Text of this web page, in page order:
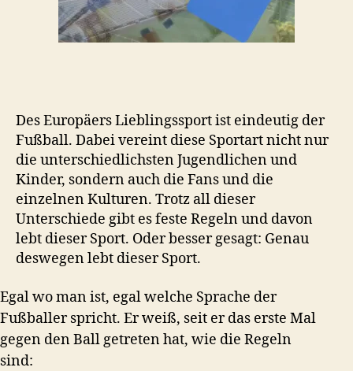
Des Europäers Lieblingssport ist eindeutig der
Fußball. Dabei vereint diese Sportart nicht nur
die unterschiedlichsten Jugendlichen und
Kinder, sondern auch die Fans und die
einzelnen Kulturen. Trotz all dieser
Unterschiede gibt es feste Regeln und davon
lebt dieser Sport. Oder besser gesagt: Genau
deswegen lebt dieser Sport.
Egal wo man ist, egal welche Sprache der
Fußballer spricht. Er weiß, seit er das erste Mal
gegen den Ball getreten hat, wie die Regeln
sind: